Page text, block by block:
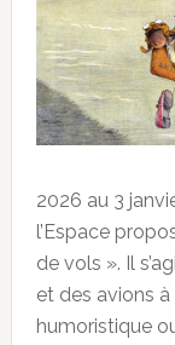
2026 au 3
l’Espace
de vols ». Il
et des avions
humoristique